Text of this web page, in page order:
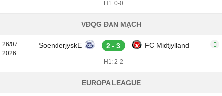
H1: 0-0
VĐQG ĐAN MẠCH
26/07
2026
SoenderjyskE 2 - 3 FC Midtjylland
H1: 2-2
EUROPA LEAGUE